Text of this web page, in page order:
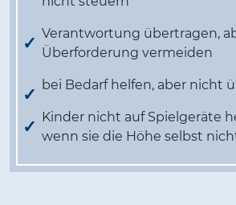
Verantwortung übertragen,
Überforderung vermeiden
bei Bedarf helfen, aber nicht
Kinder nicht auf Spielgeräte
wenn sie die Höhe selbst